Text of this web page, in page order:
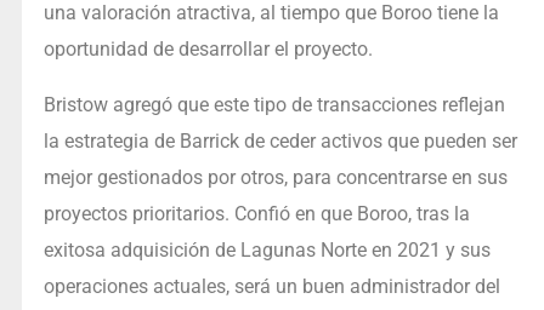
una valoración atractiva, al tiempo que Boroo tiene la
oportunidad de desarrollar el proyecto.
Bristow agregó que este tipo de transacciones reflejan
la estrategia de Barrick de ceder activos que pueden ser
mejor gestionados por otros, para concentrarse en sus
proyectos prioritarios. Confió en que Boroo, tras la
exitosa adquisición de Lagunas Norte en 2021 y sus
operaciones actuales, será un buen administrador del